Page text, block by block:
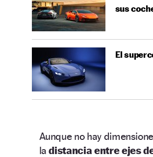
sus
El
Aunque no hay
ladistancia entre ejes